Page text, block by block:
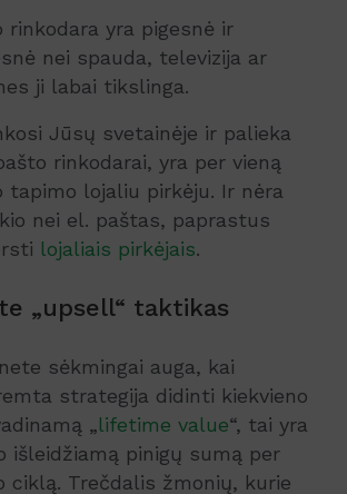
rinkodara yra pigesnė ir
nei spauda, televizija ar
ji labai tikslinga.
Jūsų svetainėje ir palieka
rinkodarai, yra per vieną
tapimo lojaliu pirkėju. Ir nėra
nei el. paštas, paprastus
lojaliais pirkėjais.
„upsell“ taktikas
sėkmingai auga, kai
strategija didinti kiekvieno
„lifetime value“, tai yra
išleidžiamą pinigų sumą per
ciklą. Trečdalis žmonių, kurie